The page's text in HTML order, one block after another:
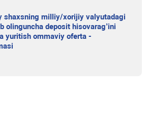
shaxsning milliy/xorijiy valyutadagi
olinguncha deposit hisovarag’ini
yuritish ommaviy oferta -